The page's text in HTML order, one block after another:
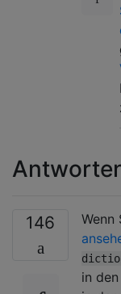
146 Wenn
in